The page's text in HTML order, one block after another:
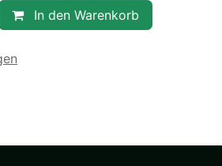
In den Warenkorb